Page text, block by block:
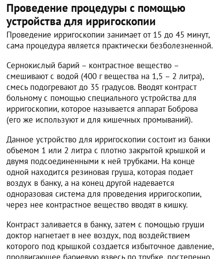
Проведение процедуры с помощью
устройства для ирригоскопии
Проведение ирригоскопии занимает от 15 до 45 минут,
сама процедура является практически безболезненной.
Сернокислый барий – контрастное вещество –
смешивают с водой (400 г вещества на 1,5 – 2 литра),
смесь подогревают до 35 градусов. Вводят контраст
больному с помощью специального устройства для
ирригоскопии, которое называется аппарат Боброва
(его же используют и для кишечных промываний).
Данное устройство для ирригоскопии состоит из банки
объемом 1 или 2 литра с плотно закрытой крышкой и
двумя подсоединенными к ней трубками. На конце
одной находится резиновая груша, которая подает
воздух в банку, а на конец другой надевается
одноразовая система для проведения ирригоскопии,
через нее контрастное вещество вводят в кишку.
Контраст заливается в банку, затем с помощью груши
доктор нагнетает в нее воздух, под воздействием
которого под крышкой создается избыточное давление,